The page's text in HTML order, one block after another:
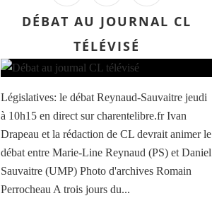
DÉBAT AU JOURNAL CL
TÉLÉVISÉ
Législatives: le débat Reynaud-Sauvaitre jeudi
à 10h15 en direct sur charentelibre.fr Ivan
Drapeau et la rédaction de CL devrait animer le
débat entre Marie-Line Reynaud (PS) et Daniel
Sauvaitre (UMP) Photo d'archives Romain
Perrocheau A trois jours du...